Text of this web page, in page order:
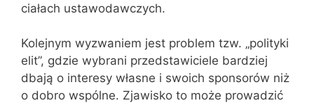
ciałach ustawodawczych.
Kolejnym wyzwaniem jest problem tzw. „polityki
elit”, gdzie wybrani przedstawiciele bardziej
dbają o interesy własne i swoich sponsorów niż
o dobro wspólne. Zjawisko to może prowadzić